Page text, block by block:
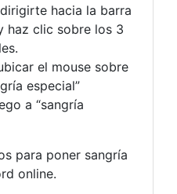
hacia la barra
haz clic sobre los 3
el mouse sobre
especial”
a “sangría
para poner sangría
online.